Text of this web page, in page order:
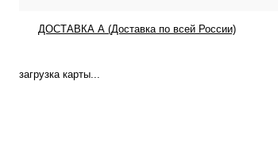
ДОСТАВКА А (Доставка по всей России)
загрузка карты...